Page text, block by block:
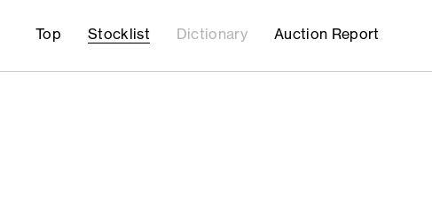
Top Stocklist Dictionary Auction Report